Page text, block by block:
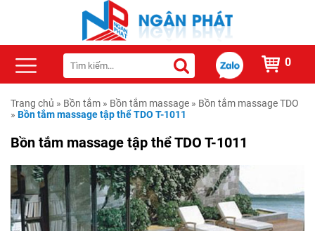
0
Trang chủ » Bồn tắm » Bồn tắm massage » Bồn tắm massage TDO
» Bồn tắm massage tập thể TDO T-1011
Bồn tắm massage tập thể TDO T-1011